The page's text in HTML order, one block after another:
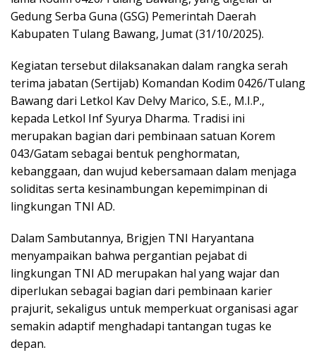
Gedung Serba Guna (GSG) Pemerintah Daerah
Kabupaten Tulang Bawang, Jumat (31/10/2025).
Kegiatan tersebut dilaksanakan dalam rangka serah
terima jabatan (Sertijab) Komandan Kodim 0426/Tulang
Bawang dari Letkol Kav Delvy Marico, S.E., M.I.P.,
kepada Letkol Inf Syurya Dharma. Tradisi ini
merupakan bagian dari pembinaan satuan Korem
043/Gatam sebagai bentuk penghormatan,
kebanggaan, dan wujud kebersamaan dalam menjaga
soliditas serta kesinambungan kepemimpinan di
lingkungan TNI AD.
Dalam Sambutannya, Brigjen TNI Haryantana
menyampaikan bahwa pergantian pejabat di
lingkungan TNI AD merupakan hal yang wajar dan
diperlukan sebagai bagian dari pembinaan karier
prajurit, sekaligus untuk memperkuat organisasi agar
semakin adaptif menghadapi tantangan tugas ke
depan.